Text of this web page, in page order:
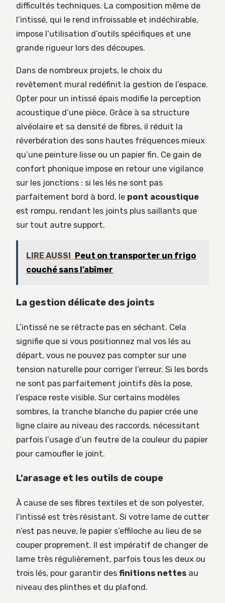
difficultés techniques. La composition même de
l’intissé, qui le rend infroissable et indéchirable,
impose l’utilisation d’outils spécifiques et une
grande rigueur lors des découpes.
Dans de nombreux projets, le choix du
revêtement mural redéfinit la gestion de l’espace.
Opter pour un intissé épais modifie la perception
acoustique d’une pièce. Grâce à sa structure
alvéolaire et sa densité de fibres, il réduit la
réverbération des sons hautes fréquences mieux
qu’une peinture lisse ou un papier fin. Ce gain de
confort phonique impose en retour une vigilance
sur les jonctions : si les lés ne sont pas
parfaitement bord à bord, le pont acoustique
est rompu, rendant les joints plus saillants que
sur tout autre support.
LIRE AUSSI Peut on transporter un frigo
couché sans l’abîmer
La gestion délicate des joints
L’intissé ne se rétracte pas en séchant. Cela
signifie que si vous positionnez mal vos lés au
départ, vous ne pouvez pas compter sur une
tension naturelle pour corriger l’erreur. Si les bords
ne sont pas parfaitement jointifs dès la pose,
l’espace reste visible. Sur certains modèles
sombres, la tranche blanche du papier crée une
ligne claire au niveau des raccords, nécessitant
parfois l’usage d’un feutre de la couleur du papier
pour camoufler le joint.
L’arasage et les outils de coupe
À cause de ses fibres textiles et de son polyester,
l’intissé est très résistant. Si votre lame de cutter
n’est pas neuve, le papier s’effiloche au lieu de se
couper proprement. Il est impératif de changer de
lame très régulièrement, parfois tous les deux ou
trois lés, pour garantir des finitions nettes au
niveau des plinthes et du plafond.